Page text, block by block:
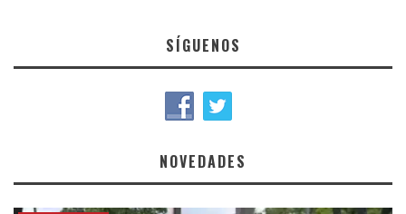
SÍGUENOS
NOVEDADES